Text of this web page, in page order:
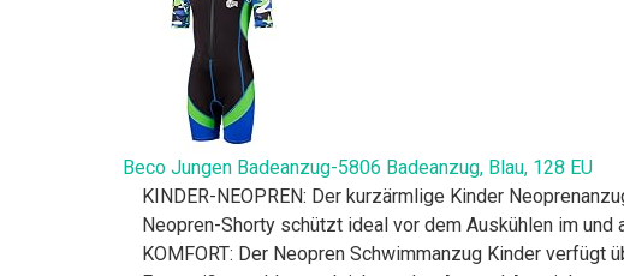
Beco Jungen Badeanzug-5806 Badeanzug, Blau, 128 EU
KINDER-NEOPREN: Der kurzärmlige Kinder
Neopren-Shorty schützt ideal vor dem Auskühlen im und
KOMFORT: Der Neopren Schwimmanzug Kinder